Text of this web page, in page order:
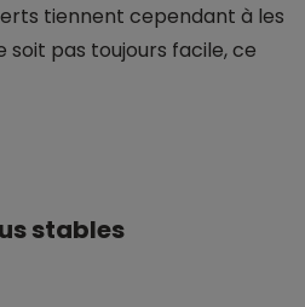
tiennent cependant à les
soit pas toujours facile, ce
stables